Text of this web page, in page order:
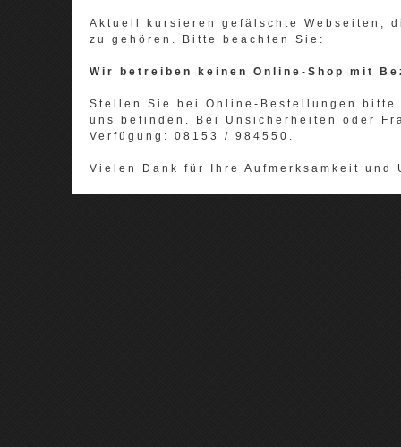
Aktuell kursieren gefälschte Webseiten,
zu gehören. Bitte beachten Sie:
Wir betreiben keinen Online-Shop mit
Stellen Sie bei Online-Bestellungen
uns befinden. Bei Unsicherheiten oder
Verfügung: 08153 / 984550.
Vielen Dank für Ihre Aufmerksamkeit und